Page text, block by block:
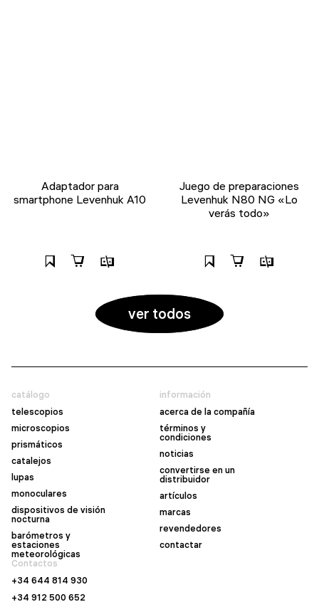
Adaptador para
smartphone Levenhuk A10
Juego de preparaciones
Levenhuk N80 NG «Lo
verás todo»
ver todos
catálogo
telescopios
microscopios
prismáticos
catalejos
lupas
monoculares
dispositivos de visión
nocturna
barómetros y
estaciones
meteorológicas
información
acerca de la compañía
términos y
condiciones
noticias
convertirse en un
distribuidor
artículos
marcas
revendedores
contactar
Contactos
+34 644 814 930
+34 912 500 652